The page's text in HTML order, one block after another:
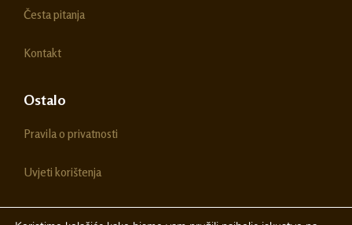
m
Česta pitanja
Kontakt
Ostalo
Pravila o privatnosti
Uvjeti korištenja